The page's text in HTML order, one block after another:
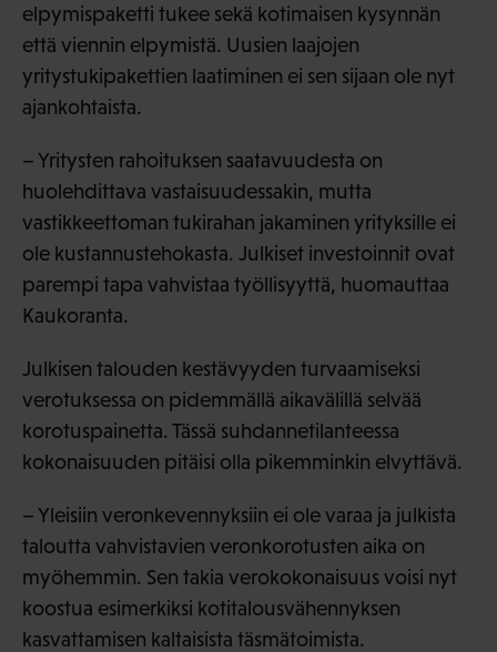
elpymispaketti tukee sekä kotimaisen kysynnän
että viennin elpymistä. Uusien laajojen
yritystukipakettien laatiminen ei sen sijaan ole nyt
ajankohtaista.
– Yritysten rahoituksen saatavuudesta on
huolehdittava vastaisuudessakin, mutta
vastikkeettoman tukirahan jakaminen yrityksille ei
ole kustannustehokasta. Julkiset investoinnit ovat
parempi tapa vahvistaa työllisyyttä, huomauttaa
Kaukoranta.
Julkisen talouden kestävyyden turvaamiseksi
verotuksessa on pidemmällä aikavälillä selvää
korotuspainetta. Tässä suhdannetilanteessa
kokonaisuuden pitäisi olla pikemminkin elvyttävä.
– Yleisiin veronkevennyksiin ei ole varaa ja julkista
taloutta vahvistavien veronkorotusten aika on
myöhemmin. Sen takia verokokonaisuus voisi nyt
koostua esimerkiksi kotitalousvähennyksen
kasvattamisen kaltaisista täsmätoimista.